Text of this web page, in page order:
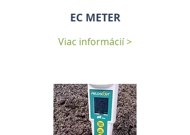
EC METER
Viac informácií >